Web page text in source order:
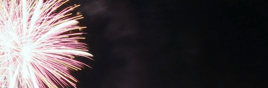
Exporter les lignes sélectionnées
Exporter toutes les colonnes
Exporter uniquement les colonnes affichées
Menu